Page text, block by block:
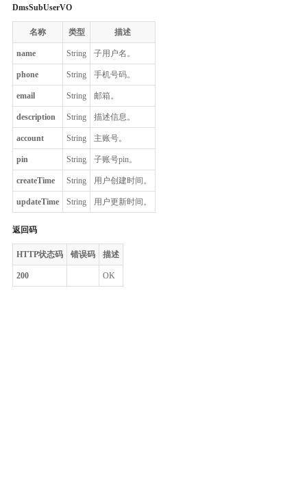
DmsSubUserVO
名称 类型 描述
name String 子用户名。
phone String 手机号码。
email String 邮箱。
description String 描述信息。
account String 主账号。
pin String 子账号pin。
createTime String 用户创建时间。
updateTime String 用户更新时间。
返回码
HTTP状态码 错误码 描述
200 OK